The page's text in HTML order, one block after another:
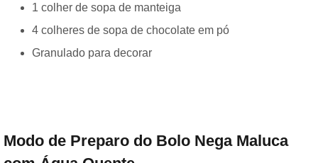
1 colher de sopa de manteiga
4 colheres de sopa de chocolate em pó
Granulado para decorar
Modo de Preparo do Bolo Nega Maluca